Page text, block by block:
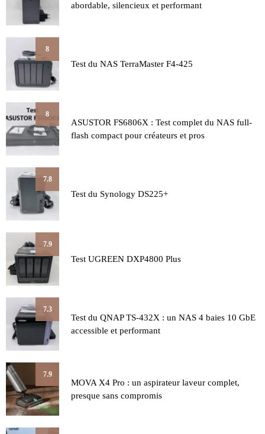
abordable, silencieux et performant
8
Test du NAS TerraMaster F4-425
8
ASUSTOR FS6806X : Test complet du NAS full-
flash compact pour créateurs et pros
7.8
Test du Synology DS225+
7.9
Test UGREEN DXP4800 Plus
7.3
Test du QNAP TS-432X : un NAS 4 baies 10 GbE
accessible et performant
7.9
MOVA X4 Pro : un aspirateur laveur complet,
presque sans compromis